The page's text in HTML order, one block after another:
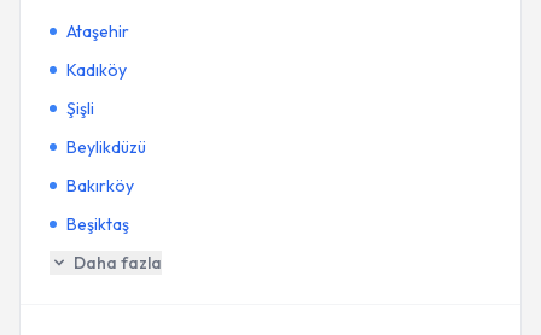
Ataşehir
Kadıköy
Şişli
Beylikdüzü
Bakırköy
Beşiktaş
Daha fazla